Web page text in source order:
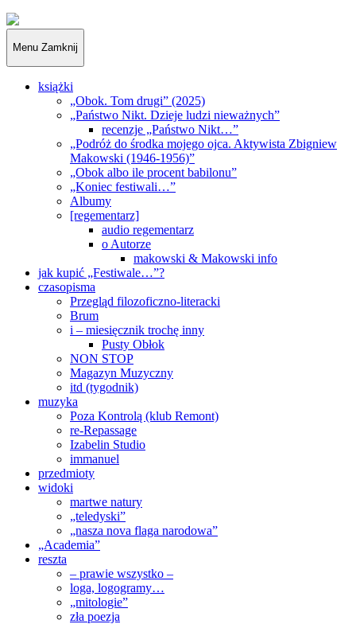
„Obywatele…”
Menu Zamknij
książki
„Obok. Tom drugi” (2025)
„Państwo Nikt. Dzieje ludzi nieważnych”
recenzje „Państwo Nikt…”
„Podróż do środka mojego ojca. Aktywista Zbigniew
Makowski (1946-1956)”
„Obok albo ile procent babilonu”
„Koniec festiwali…”
Albumy
[regementarz]
audio regementarz
o Autorze
makowski & Makowski info
jak kupić „Festiwale…”?
czasopisma
Przegląd filozoficzno-literacki
Brum
i – miesięcznik trochę inny
Pusty Obłok
NON STOP
Magazyn Muzyczny
itd (tygodnik)
muzyka
Poza Kontrolą (klub Remont)
re-Repassage
Izabelin Studio
immanuel
przedmioty
widoki
martwe natury
„teledyski”
„nasza nova flaga narodowa”
„Academia”
reszta
– prawie wszystko –
loga, logogramy…
„mitologie”
zła poezja